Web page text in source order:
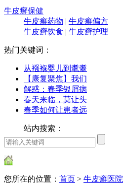
牛皮癣保健
牛皮癣药物 | 牛皮癣偏方
牛皮癣饮食 | 牛皮癣护理
热门关键词：
从襁褓婴儿到耄耋
【康复聚焦】我们
解惑：春季银屑病
春天来临，莫让头
春季如何让患者远
站内搜索：
您所在的位置： 首页 > 牛皮癣医院